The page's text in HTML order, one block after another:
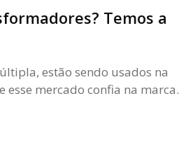
Temos a
estão sendo usados na
mercado confia na marca.